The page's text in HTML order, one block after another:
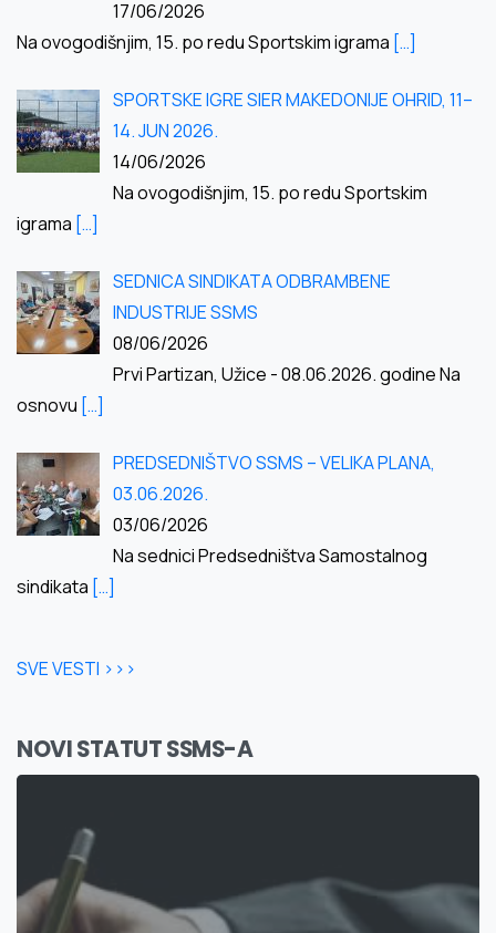
17/06/2026
Na ovogodišnjim, 15. po redu Sportskim igrama […]
SPORTSKE IGRE SIER MAKEDONIJE OHRID, 11–
14. JUN 2026.
14/06/2026
Na ovogodišnjim, 15. po redu Sportskim
igrama […]
SEDNICA SINDIKATA ODBRAMBENE
INDUSTRIJE SSMS
08/06/2026
Prvi Partizan, Užice - 08.06.2026. godine Na
osnovu […]
PREDSEDNIŠTVO SSMS – VELIKA PLANA,
03.06.2026.
03/06/2026
Na sednici Predsedništva Samostalnog
sindikata […]
SVE VESTI >>>
NOVI STATUT SSMS-A